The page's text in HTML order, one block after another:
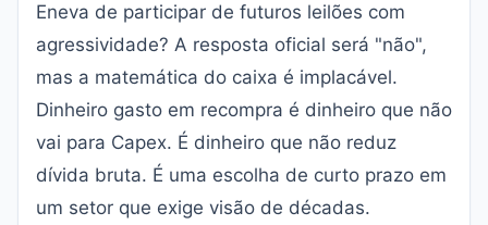
Eneva de participar de futuros leilões com
agressividade? A resposta oficial será "não",
mas a matemática do caixa é implacável.
Dinheiro gasto em recompra é dinheiro que não
vai para Capex. É dinheiro que não reduz
dívida bruta. É uma escolha de curto prazo em
um setor que exige visão de décadas.